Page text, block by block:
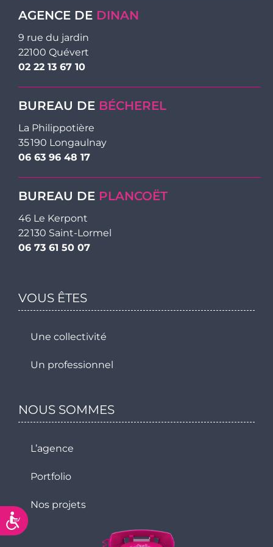
Accessibilité
AGENCE DE DINAN
9 rue du jardin
22100 Quévert
02 22 13 67 10
BUREAU DE BÉCHEREL
La Philippotière
35 190 Longaulnay
06 63 96 48 17
BUREAU DE PLANCOËT
46 Le Kerpont
22 130 Saint-Lormel
06 73 61 50 07
VOUS ÊTES
Une collectivité
Un professionnel
NOUS SOMMES
L’agence
Portfolio
Nos projets